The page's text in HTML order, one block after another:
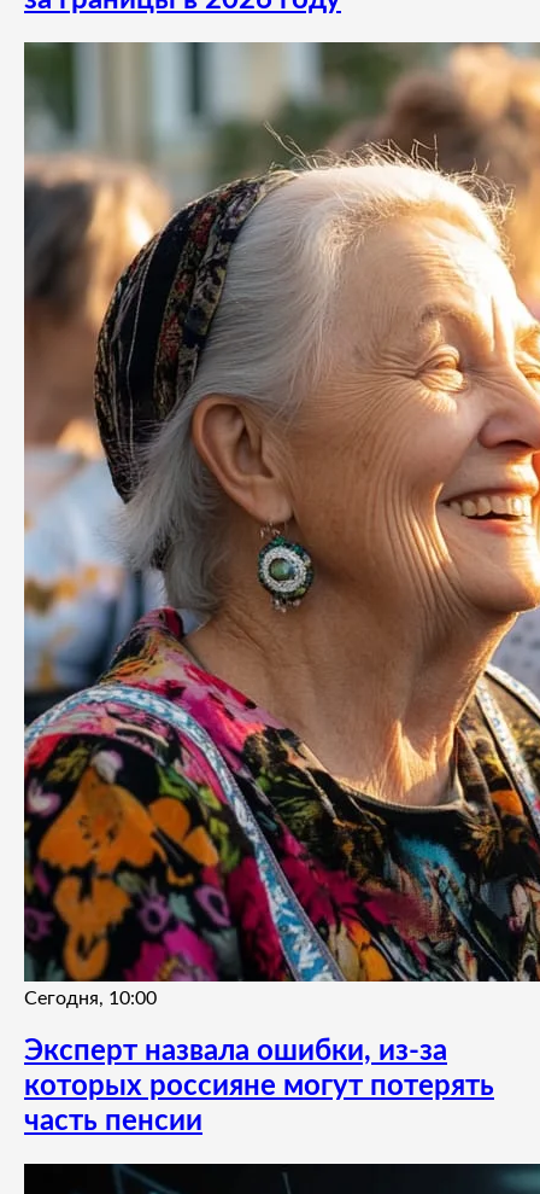
Сегодня, 10:00
Эксперт назвала ошибки, из-за
которых россияне могут потерять
часть пенсии